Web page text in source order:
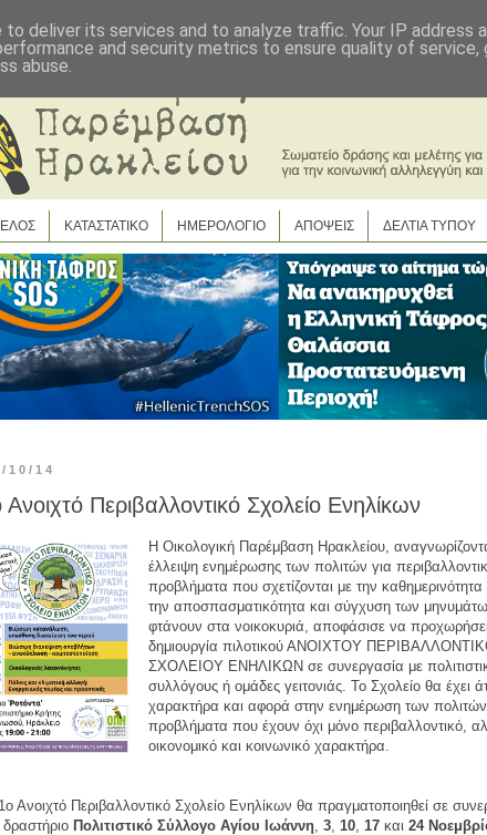
ΚΑΤΑΣΤΑΤΙΚΟ ΗΜΕΡΟΛΟΓΙΟ ΑΠΟΨΕΙΣ ΔΕΛΤΙΑ ΤΥΠΟΥ
10/14
Ανοιχτό Περιβαλλοντικό Σχολείο Ενηλίκων
Η Οικολογική Παρέμβαση Ηρακλείου,
έλλειψη ενημέρωσης των πολιτών για
προβλήματα που σχετίζονται με την
την αποσπασματικότητα και σύγχυση των
φτάνουν στα νοικοκυριά, αποφάσισε να
δημιουργία πιλοτικού ΑΝΟΙΧΤΟΥ
ΣΧΟΛΕΙΟΥ ΕΝΗΛΙΚΩΝ σε συνεργασία με
συλλόγους ή ομάδες γειτονιάς. Το Σχολείο θα έχει
χαρακτήρα και αφορά στην ενημέρωση των πολιτών
προβλήματα που έχουν όχι μόνο περιβαλλοντικό,
οικονομικό και κοινωνικό χαρακτήρα.
Ανοιχτό Περιβαλλοντικό Σχολείο Ενηλίκων θα πραγματοποιηθεί σε
δραστήριο Πολιτιστικό Σύλλογο Αγίου Ιωάννη 3 10 17 και 24
deliver its services and to analyze traffic. Your IP address
and security metrics to ensure quality of service,
abuse.